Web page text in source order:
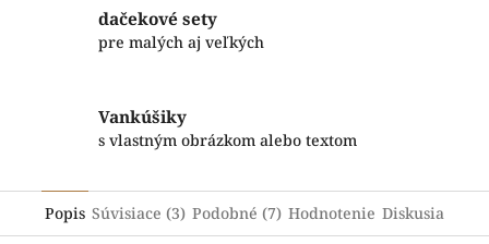
dačekové sety
pre malých aj veľkých
Vankúšiky
s vlastným obrázkom alebo textom
Popis Súvisiace (3) Podobné (7) Hodnotenie Diskusia